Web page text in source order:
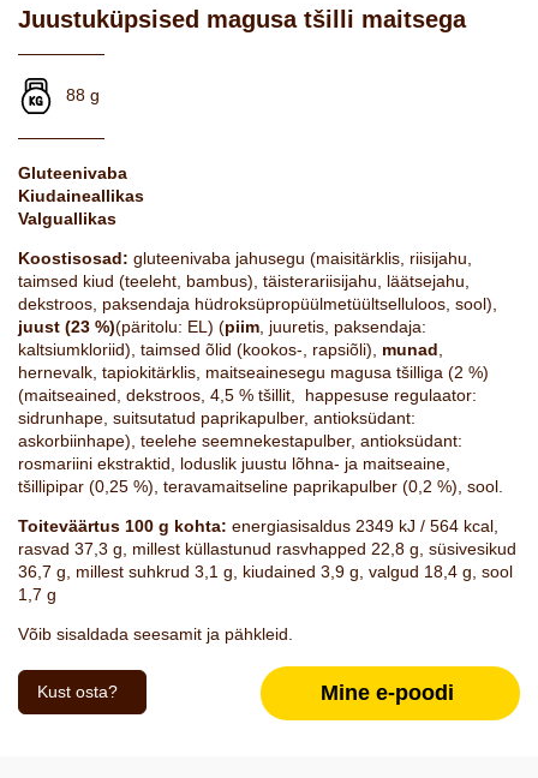
Juustuküpsised magusa tšilli maitsega
88 g
Gluteenivaba
Kiudaineallikas
Valguallikas
Koostisosad: gluteenivaba jahusegu (maisitärklis, riisijahu,
taimsed kiud (teeleht, bambus), täisterariisijahu, läätsejahu,
dekstroos, paksendaja hüdroksüpropüülmetüültselluloos, sool),
juust (23 %)(päritolu: EL) (piim, juuretis, paksendaja:
kaltsiumkloriid), taimsed õlid (kookos-, rapsiõli), munad,
hernevalk, tapiokitärklis, maitseainesegu magusa tšilliga (2 %)
(maitseained, dekstroos, 4,5 % tšillit, happesuse regulaator:
sidrunhape, suitsutatud paprikapulber, antioksüdant:
askorbiinhape), teelehe seemnekestapulber, antioksüdant:
rosmariini ekstraktid, loduslik juustu lõhna- ja maitseaine,
tšillipipar (0,25 %), teravamaitseline paprikapulber (0,2 %), sool.
Toiteväärtus 100 g kohta: energiasisaldus 2349 kJ / 564 kcal,
rasvad 37,3 g, millest küllastunud rasvhapped 22,8 g, süsivesikud
36,7 g, millest suhkrud 3,1 g, kiudained 3,9 g, valgud 18,4 g, sool
1,7 g
Võib sisaldada seesamit ja pähkleid.
Kust osta? Mine e-poodi